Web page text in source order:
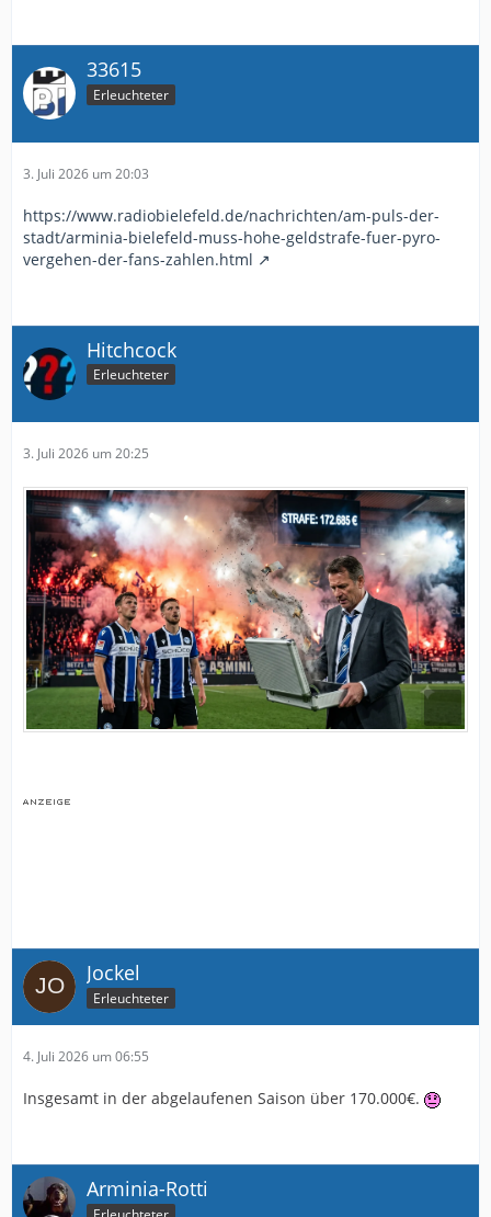
33615
Erleuchteter
3. Juli 2026 um 20:03
https://www.radiobielefeld.de/nachrichten/am-puls-der-
stadt/arminia-bielefeld-muss-hohe-geldstrafe-fuer-pyro-
vergehen-der-fans-zahlen.html
Hitchcock
Erleuchteter
3. Juli 2026 um 20:25
Jockel
Erleuchteter
4. Juli 2026 um 06:55
Insgesamt in der abgelaufenen Saison über 170.000€.
Arminia-Rotti